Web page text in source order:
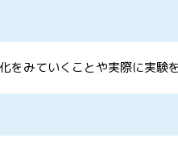
をみていくことや実際に実